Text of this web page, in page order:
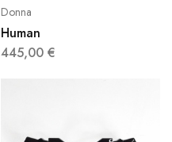
Donna
Human
445,00 €